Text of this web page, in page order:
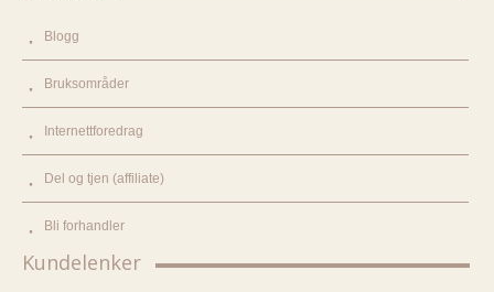
Blogg
Bruksområder
Internettforedrag
Del og tjen (affiliate)
Bli forhandler
Kundelenker